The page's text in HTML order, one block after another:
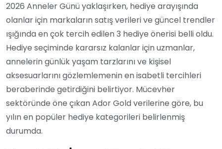
2026 Anneler Günü yaklaşırken, hediye arayışında
olanlar için markaların satış verileri ve güncel trendler
ışığında en çok tercih edilen 3 hediye önerisi belli oldu.
Hediye seçiminde kararsız kalanlar için uzmanlar,
annelerin günlük yaşam tarzlarını ve kişisel
aksesuarlarını gözlemlemenin en isabetli tercihleri
beraberinde getirdiğini belirtiyor. Mücevher
sektöründe öne çıkan Ador Gold verilerine göre, bu
yılın en popüler hediye kategorileri belirlenmiş
durumda.